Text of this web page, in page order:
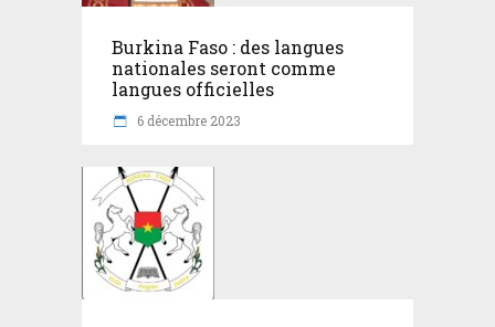
Burkina Faso : des langues
nationales seront comme
langues officielles
6 décembre 2023